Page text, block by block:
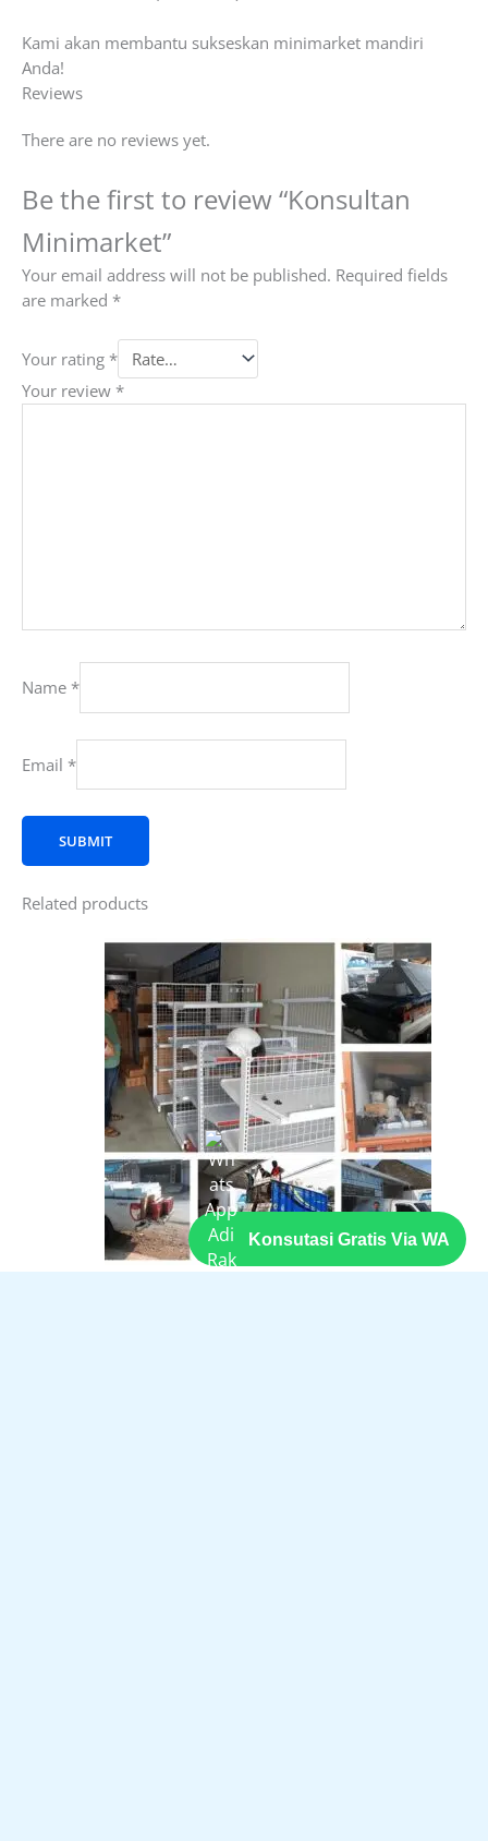
Kami akan membantu sukseskan minimarket mandiri
Anda!
Reviews
There are no reviews yet.
Be the first to review “Konsultan
Minimarket”
Your email address will not be published. Required fields
are marked *
Your rating *
Your review *
Name *
Email *
Related products
Konsutasi Gratis Via WA